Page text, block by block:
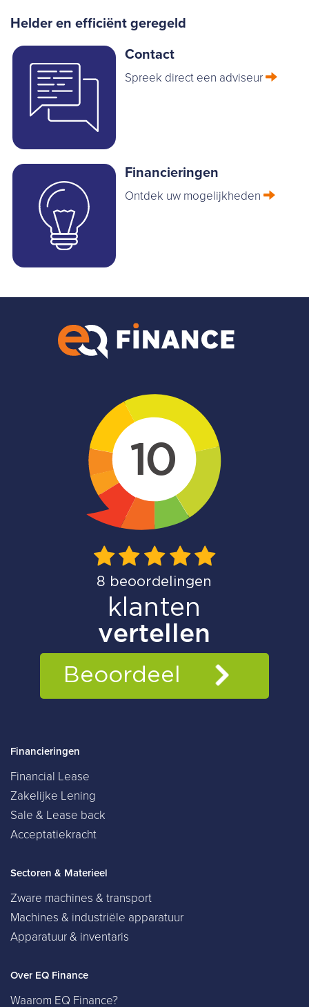
Helder en efficiënt geregeld
Contact
Spreek direct een adviseur
Financieringen
Ontdek uw mogelijkheden
Financieringen
Financial Lease
Zakelijke Lening
Sale & Lease back
Acceptatiekracht
Sectoren & Materieel
Zware machines & transport
Machines & industriële apparatuur
Apparatuur & inventaris
Over EQ Finance
Waarom EQ Finance?